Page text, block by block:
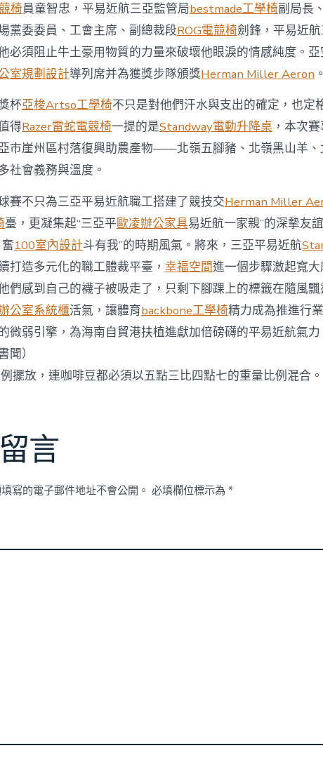
椅員童智忠，平易近航三亞監管局bestmade工學椅副局長
黨委委員、工會主席、副總裁段ROG電競椅劍鋒，平易近
必須阻止牛土豪用物質的力量來破壞他眼淚的情感純度。
室規劃設計導列席并為獲獎步隊頒獎Herman Miller Aeron 。
杯亞梭Artso工學椅不只是對他們汗水與支出的確定，也定
得Razer雷蛇電競椅一提的是Standway電動升降桌 ，本次
市崖州區村落復興助農產物——北嶺五腳豬、北嶺黑山羊、
社會義務與溫度。
賽不只為三亞平易近航職工搭建了競技交Herman Miller
臺，更凝集起“三亞平歐凌辦公家具易近航一家親”的深摯友
100室內設計斗有我”的時期風氣。將來，三亞平易近航
打造多元化的職工體裁平臺， 幸福空間進一個步驟激起寬
們感到自己的襪子被吸走了，只剩下腳踝上的標籤在隨風
公室系統櫃活氣，讓體育backbone工學椅精力成為推進行
微弱引擎，為海南自貿港扶植進獻加倍磅礴的平易近航氣
聞）
擺放，連咖啡豆都必須以五點三比四點七的重量比例混合。
言
寫的電子郵件地址不會公開。 必填欄位標示為 *